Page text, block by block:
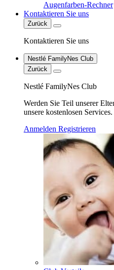
Augenfarben-Rechner
Kontaktieren Sie uns
Zurück
Kontaktieren Sie uns
Nestlé FamilyNes Club
Zurück
Nestlé FamilyNes Club
Werden Sie Teil unserer
unsere kostenlosen Services.
Anmelden Registrieren